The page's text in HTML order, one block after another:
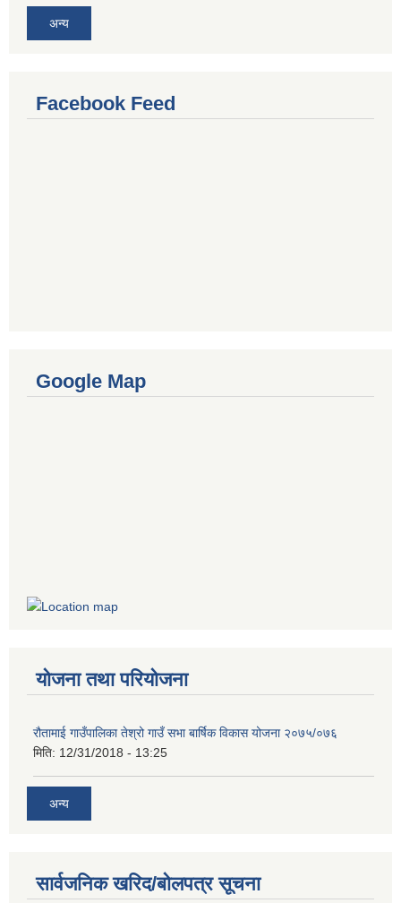
अन्य
Facebook Feed
Google Map
योजना तथा परियोजना
रौतामाई गाउँपालिका तेश्रो गाउँ सभा बार्षिक विकास योजना २०७५/०७६
मिति: 12/31/2018 - 13:25
अन्य
सार्वजनिक खरिद/बोलपत्र सूचना